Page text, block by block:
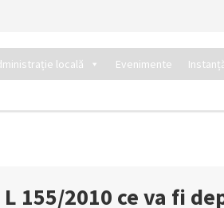
locală Evenimente
155/2010 ce va fi